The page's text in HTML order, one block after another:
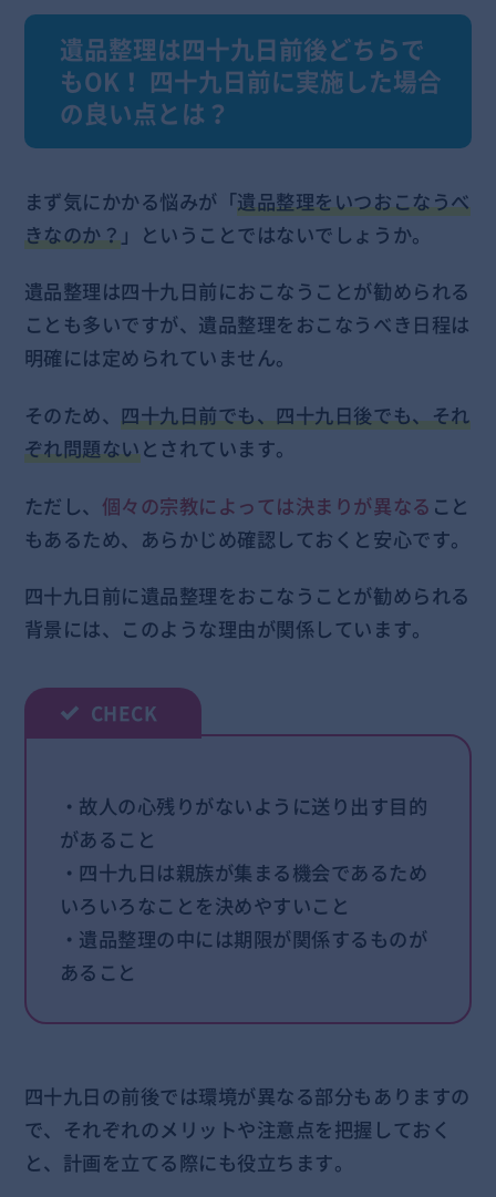
遺品整理は四十九日前後どちらで
もOK！ 四十九日前に実施した場合
の良い点とは？
まず気にかかる悩みが「遺品整理をいつおこなうべ
きなのか？」ということではないでしょうか。
遺品整理は四十九日前におこなうことが勧められる
ことも多いですが、遺品整理をおこなうべき日程は
明確には定められていません。
そのため、四十九日前でも、四十九日後でも、それ
ぞれ問題ないとされています。
ただし、 個々の宗教によっては決まりが異なる こと
もあるため、あらかじめ確認しておくと安心です。
四十九日前に遺品整理をおこなうことが勧められる
背景には、このような理由が関係しています。
・故人の心残りがないように送り出す目的
があること
・四十九日は親族が集まる機会であるため
いろいろなことを決めやすいこと
・遺品整理の中には期限が関係するものが
あること
四十九日の前後では環境が異なる部分もありますの
で、それぞれのメリットや注意点を把握しておく
と、計画を立てる際にも役立ちます。